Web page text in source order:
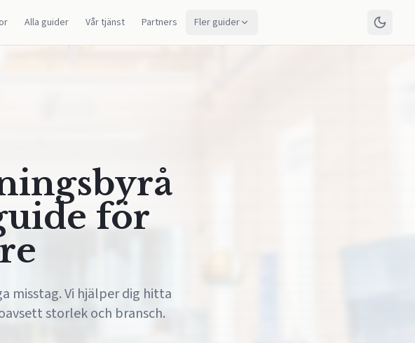
Alla guider Vår tjänst Partners Fler guider
för
misstag. Vi hjälper dig hitta
storlek och bransch.